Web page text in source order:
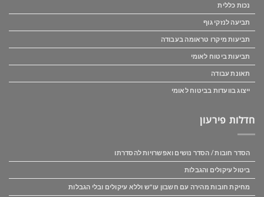
נכות כללית
תביעה לנזקי גוף
תביעות מיקרו טראומה בעבודה
תביעות ביטוח לאומי
תאונת עבודה
ייצוג בוועדות בביטוח לאומי
חדלות פירעון
הסדר חובות / הסדר נושים ואפשרויות להסדרתו
ביטול עיקולים והגבלות
מחיקת חובות מהירה עם חשבון עו"ש וללא עיקולים ובלי הגבלות